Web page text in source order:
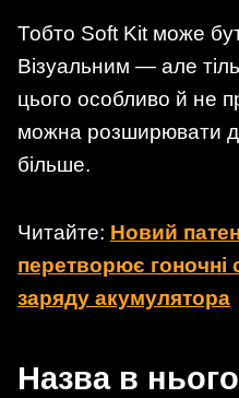
Тобто Soft Kit може
Візуальним — але
цього особливо й не
можна розширювати
більше.
Читайте: Новий
перетворює гоночні
заряду акумулятора
Назва в